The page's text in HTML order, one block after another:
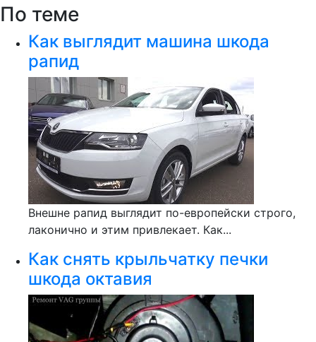
По теме
Как выглядит машина шкода
рапид
Внешне рапид выглядит по-европейски строго,
лаконично и этим привлекает. Как...
Как снять крыльчатку печки
шкода октавия